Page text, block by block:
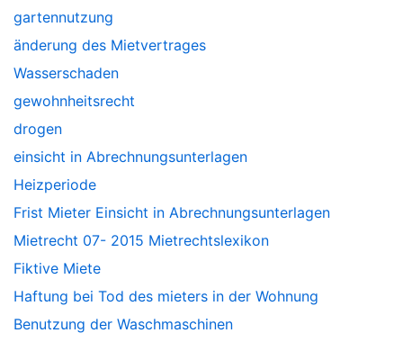
gartennutzung
änderung des Mietvertrages
Wasserschaden
gewohnheitsrecht
drogen
einsicht in Abrechnungsunterlagen
Heizperiode
Frist Mieter Einsicht in Abrechnungsunterlagen
Mietrecht 07- 2015 Mietrechtslexikon
Fiktive Miete
Haftung bei Tod des mieters in der Wohnung
Benutzung der Waschmaschinen